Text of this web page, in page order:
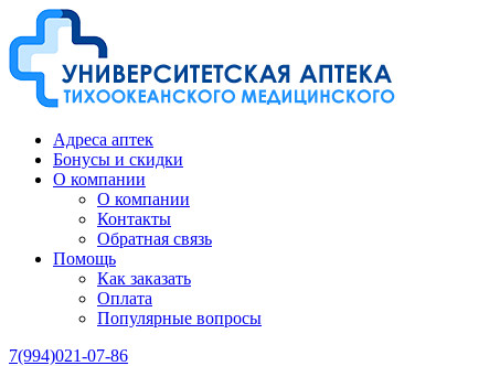
Адреса аптек
Бонусы и скидки
О компании
О компании
Контакты
Обратная связь
Помощь
Как заказать
Оплата
Популярные вопросы
7(994)021-07-86